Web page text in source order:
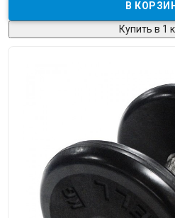
Купить в 1